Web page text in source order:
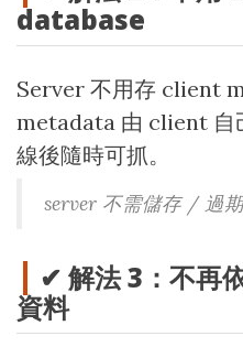
database
Server 不用存 client
metadata 由 client 自
線後隨時可抓。
server 不需儲存 / 過
✔ 解法 3：不再
資料